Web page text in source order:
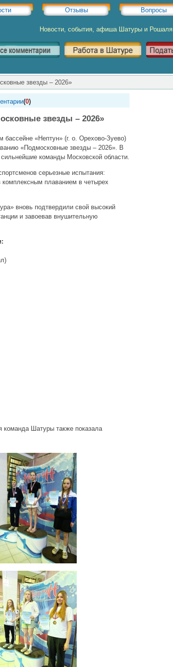
Отзывы Вопросы
Новости, события, афиша Шатуры и Рошаля
звезды – 2026»
(0)
звезды – 2026»
бассейне «Нептун» (г. о. Орехово-Зуево)
«Подмосковные звезды – 2026». В
команды Московской области.
серьезные испытания:
комплексным плаванием в четырех
вновь подтвердили свой высокий
и завоевав внушительную
Шатуры также показала